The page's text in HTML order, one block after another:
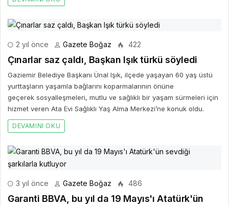
2 yıl önce Gazete Boğaz 422
Çınarlar saz çaldı, Başkan Işık türkü söyledi
Gaziemir Belediye Başkanı Ünal Işık, ilçede yaşayan 60 yaş üstü
yurttaşların yaşamla bağlarını koparmalarının önüne
geçerek sosyalleşmeleri, mutlu ve sağlıklı bir yaşam sürmeleri için
hizmet veren Ata Evi Sağlıklı Yaş Alma Merkezi’ne konuk oldu.
DEVAMINI OKU
3 yıl önce Gazete Boğaz 486
Garanti BBVA, bu yıl da 19 Mayıs'ı Atatürk'ün